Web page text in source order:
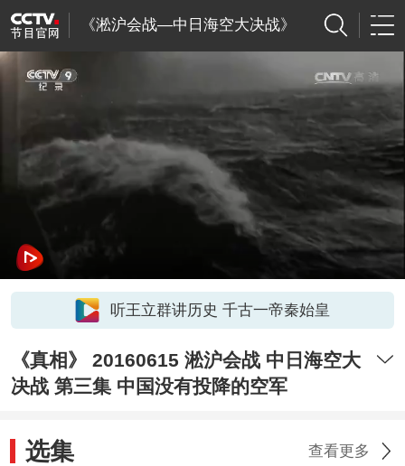
《淞沪会战—中日海空大决战》
听王立群讲历史 千古一帝秦始皇
《真相》 20160615 淞沪会战 中日海空大
决战 第三集 中国没有投降的空军
选集 查看更多